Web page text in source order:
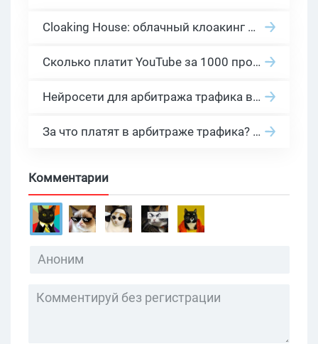
Cloaking House: облачный клоакинг для фильтрации ботов FB и Google Ads — гайд PHP-интеграции 2026
Сколько платит YouTube за 1000 просмотров в 2026: реальные цифры от 0.5 до 36 USD по ГЕО
Нейросети для арбитража трафика в 2026: инструменты, кейсы и AI-медиабайеры
За что платят в арбитраже трафика? 30 моделей оплаты в бурж и СНГ партнерках
Комментарии